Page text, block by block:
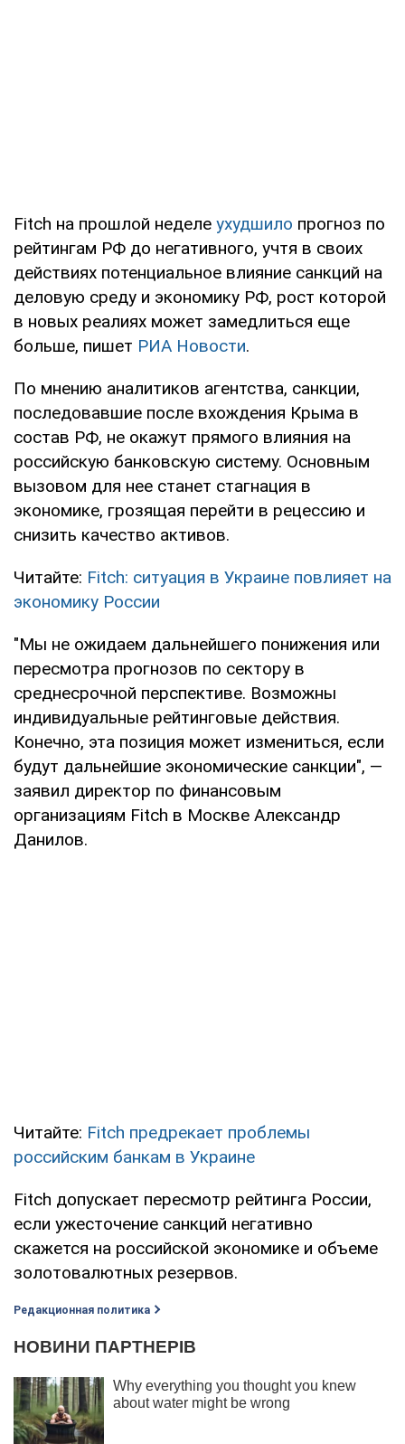
Fitch на прошлой неделе ухудшило прогноз по
рейтингам РФ до негативного, учтя в своих
действиях потенциальное влияние санкций на
деловую среду и экономику РФ, рост которой
в новых реалиях может замедлиться еще
больше, пишет РИА Новости.
По мнению аналитиков агентства, санкции,
последовавшие после вхождения Крыма в
состав РФ, не окажут прямого влияния на
российскую банковскую систему. Основным
вызовом для нее станет стагнация в
экономике, грозящая перейти в рецессию и
снизить качество активов.
Читайте: Fitch: ситуация в Украине повлияет на
экономику России
"Мы не ожидаем дальнейшего понижения или
пересмотра прогнозов по сектору в
среднесрочной перспективе. Возможны
индивидуальные рейтинговые действия.
Конечно, эта позиция может измениться, если
будут дальнейшие экономические санкции", —
заявил директор по финансовым
организациям Fitch в Москве Александр
Данилов.
Читайте: Fitch предрекает проблемы
российским банкам в Украине
Fitch допускает пересмотр рейтинга России,
если ужесточение санкций негативно
скажется на российской экономике и объеме
золотовалютных резервов.
Редакционная политика